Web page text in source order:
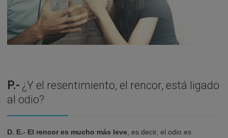
P.- ¿Y el resentimiento, el rencor, está ligado
al odio?
D. E.- El rencor es mucho más leve , es decir, el odio es